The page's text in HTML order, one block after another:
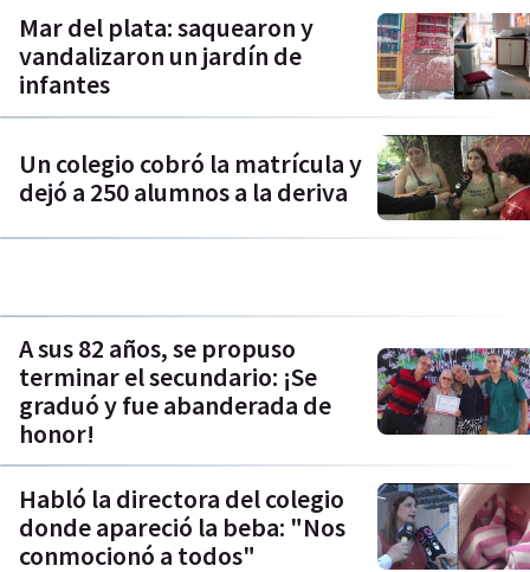
Mar del plata: saquearon y
vandalizaron un jardín de
infantes
Un colegio cobró la matrícula y
dejó a 250 alumnos a la deriva
A sus 82 años, se propuso
terminar el secundario: ¡Se
graduó y fue abanderada de
honor!
Habló la directora del colegio
donde apareció la beba: "Nos
conmocionó a todos"